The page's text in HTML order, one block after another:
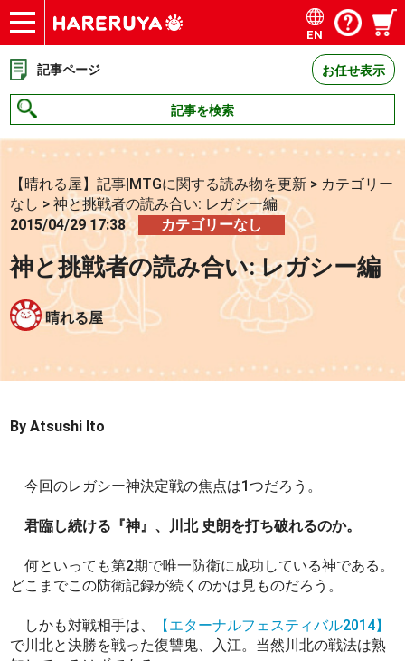
ショップ
買取
記事
デッキ検索
デッキ構築
選手一覧
店舗一覧
イベント
お問い合わせ
EN
記事ページ お任せ表示
記事を検索
【晴れる屋】記事|MTGに関する読み物を更新 > カテゴリー
なし >神と挑戦者の読み合い: レガシー編
2015/04/29 17:38
カテゴリーなし
神と挑戦者の読み合い: レガシー編
晴れる屋
By Atsushi Ito
今回のレガシー神決定戦の焦点は1つだろう。
君臨し続ける『神』、川北 史朗を打ち破れるのか。
何といっても第2期で唯一防衛に成功している神である。
どこまでこの防衛記録が続くのかは見ものだろう。
しかも対戦相手は、
【エターナルフェスティバル2014】
で川北と決勝を戦った復讐鬼、入江。当然川北の戦法は熟